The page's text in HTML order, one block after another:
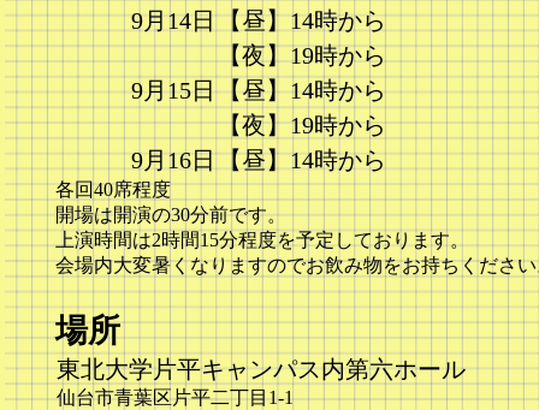
9月14日
【昼】14時から
【夜】19時から
9月15日
【昼】14時から
【夜】19時から
9月16日
【昼】14時から
各回40席程度
開場は開演の30分前です。
上演時間は2時間15分程度を予定しております。
会場内大変暑くなりますのでお飲み物をお持ちくださ
場所
東北大学片平キャンパス内第六ホール
仙台市青葉区片平二丁目1-1